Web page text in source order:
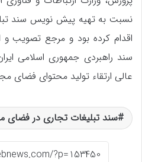
نسبت به تهیه پیش نویس سند
اقدام کرده بود و مرجع تصویب و
سند راهبردی جمهوری اسلامی
عالی ارتقاء تولید محتوای فضای
سند تبلیغات تجاری در فضای